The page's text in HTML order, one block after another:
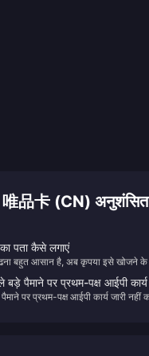
品卡 (CN) अनुशंसित
पता कैसे लगाएं
बहुत आसान है, अब कृपया इसे खोजने के
पैमाने पर प्रथम-पक्ष आईपी कार्य
पर प्रथम-पक्ष आईपी कार्य जारी नहीं